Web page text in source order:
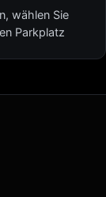
wählen Sie
Parkplatz